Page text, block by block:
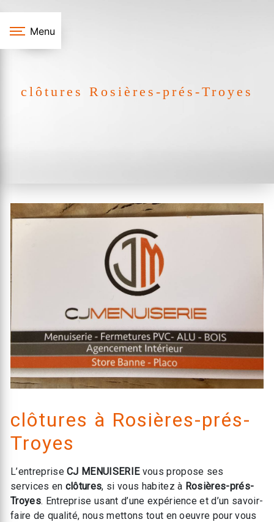
Menu
clôtures Rosières-prés-Troyes
clôtures à Rosières-prés-
Troyes
L’entrepriseCJ MENUISERIEvous propose ses
services en clôtures, si vous habitez à Rosières-prés-
Troyes. Entreprise usant d’une expérience et d’un savoir-
faire de qualité, nous mettons tout en oeuvre pour vous